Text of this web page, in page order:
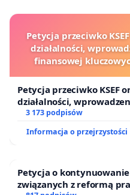
Petycja przeciwko
działalności,
finansowej
Petycja przeciwko KSEF
działalności,
finansowej kluczowych
3 173 podpisów
Informacja o przejrzystości
Petycja o
związanych z reformą